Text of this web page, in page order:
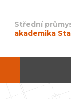
Střední
akademika